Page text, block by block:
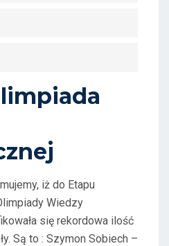
iż do Etapu
Wiedzy
się rekordowa ilość
Są to : Szymon Sobiech –